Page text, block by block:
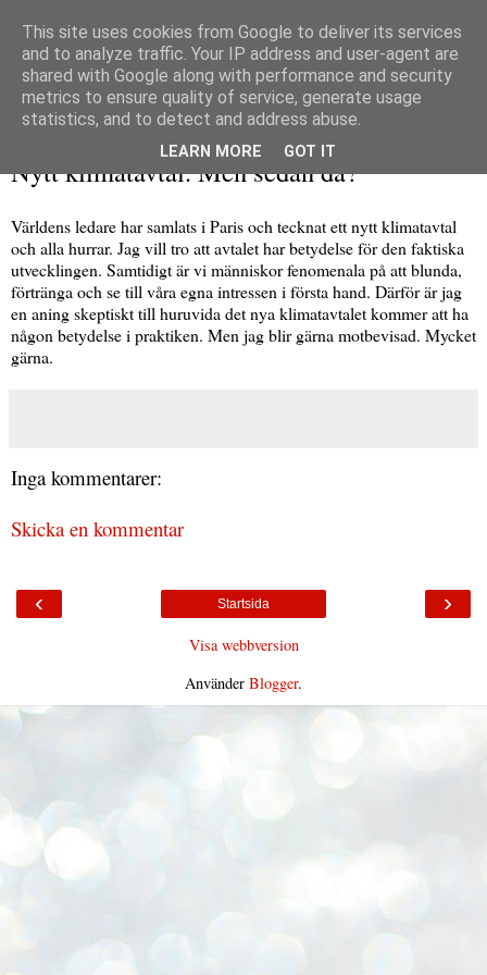
Nytt klimatavtal. Men sedan då?
Världens ledare har samlats i Paris och tecknat ett nytt klimatavtal
och alla hurrar. Jag vill tro att avtalet har betydelse för den faktiska
utvecklingen. Samtidigt är vi människor fenomenala på att blunda,
förtränga och se till våra egna intressen i första hand. Därför är jag
en aning skeptiskt till huruvida det nya klimatavtalet kommer att ha
någon betydelse i praktiken. Men jag blir gärna motbevisad. Mycket
gärna.
Inga kommentarer:
Skicka en kommentar
‹ ›
Startsida
Visa webbversion
Använder Blogger.
This site uses cookies from Google to deliver its services
and to analyze traffic. Your IP address and user-agent are
shared with Google along with performance and security
metrics to ensure quality of service, generate usage
statistics, and to detect and address abuse.
LEARN MORE GOT IT